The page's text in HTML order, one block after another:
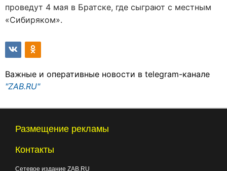
проведут 4 мая в Братске, где сыграют с местным
«Сибиряком».
Важные и оперативные новости в telegram-канале
"ZAB.RU"
Размещение рекламы
Контакты
Сетевое издание ZAB.RU